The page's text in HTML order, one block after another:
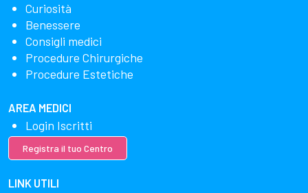
Curiosità
Benessere
Consigli medici
Procedure Chirurgiche
Procedure Estetiche
AREA MEDICI
Login Iscritti
Registra il tuo Centro
LINK UTILI